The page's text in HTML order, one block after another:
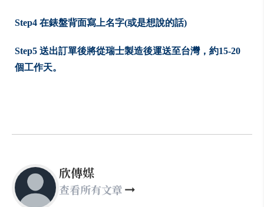
Step4 在錶盤背面寫上名字(或是想說的話)
Step5 送出訂單後將從瑞士製造後運送至台灣，約15-20
個工作天。
欣傳媒
查看所有文章